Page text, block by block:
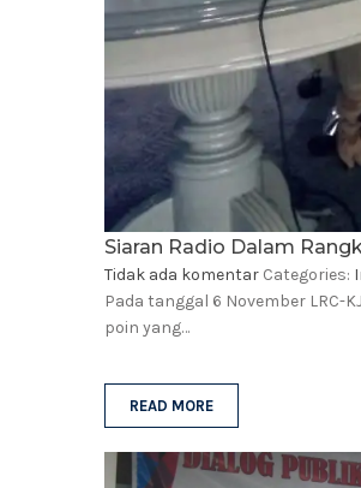
Siaran Radio Dalam
Tidak ada komentar Categories:
Pada tanggal 6 November LRC-
poin yang…
READ MORE